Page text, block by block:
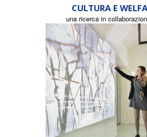
CULTURA E
una ricerca in